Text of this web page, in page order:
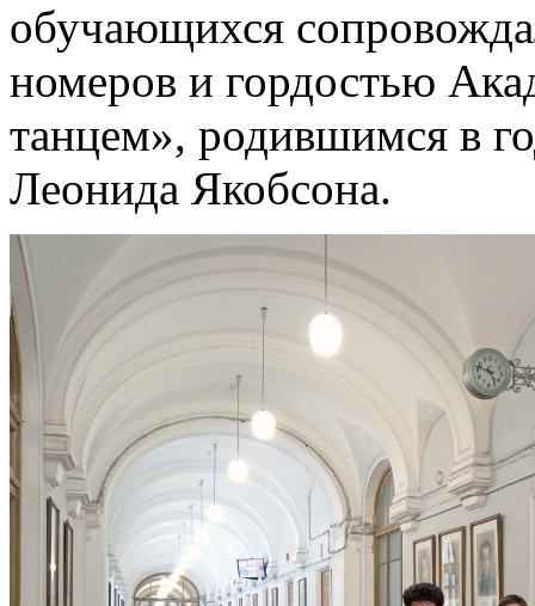
обучающихся
номеров и гордостью
танцем», родившимся в
Леонида Якобсона.